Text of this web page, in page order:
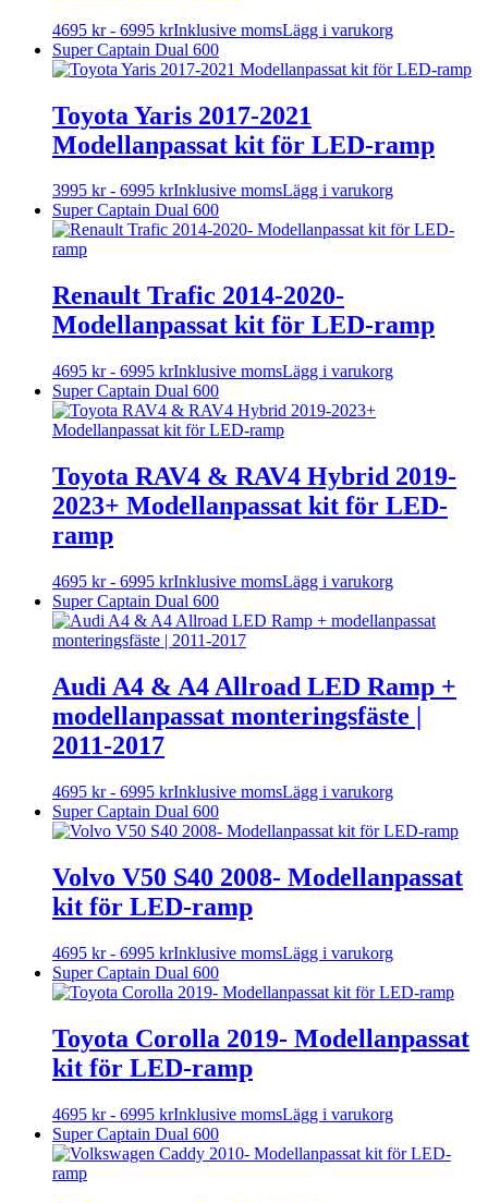
alternativen
kan
väljas
på
4695 kr- 6995 krInklusive momsLägg i varukorgDen
produkten
De
alternativen
väljas
Super Captain Dual 600
Toyota Yaris 2017-2021
Modellanpassat kit för LED-ramp
3995 kr- 6995 krInklusive momsLägg i varukorgDen
produkten
olika
kan
Super Captain Dual 600
Renault Trafic 2014-2020-
Modellanpassat kit för LED-ramp
4695 kr- 6995 krInklusive momsLägg i varukorgDen
varianter.
De
olika
på
Super Captain Dual 600
Toyota RAV4 & RAV4 Hybrid 2019-
2023+ Modellanpassat kit för LED-
ramp
4695 kr- 6995 krInklusive momsLägg i varukorgDen
produkten
varianter.
De
olika
på
Super Captain Dual 600
Audi A4 & A4 Allroad LED Ramp +
modellanpassat monteringsfäste |
2011-2017
4695 kr- 6995 krInklusive momsLägg i varukorgDen
produkten
varianter.
alternativen
kan
väljas
på
Super Captain Dual 600
Volvo V50 S40 2008- Modellanpassat
kit för LED-ramp
4695 kr- 6995 krInklusive momsLägg i varukorgDen
produkten
varianter.
alternativen
kan
väljas
på
Super Captain Dual 600
Toyota Corolla 2019- Modellanpassat
kit för LED-ramp
4695 kr- 6995 krInklusive momsLägg i varukorgDen
produkten
Super Captain Dual 600